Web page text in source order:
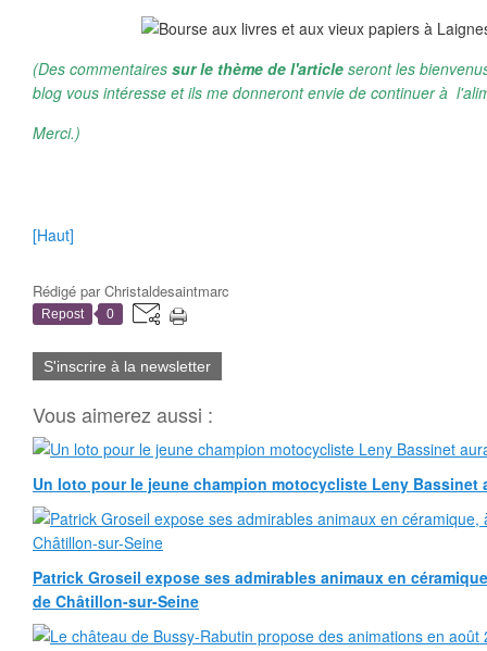
(Des commentaires sur le thème de l'article seront les
blog vous intéresse et ils me donneront envie de continuer à
Merci.)
[Haut]
Rédigé parChristaldesaintmarc
Repost 0
S'inscrire à la newsletter
Vous aimerez aussi :
Un loto pour le jeune champion motocycliste Leny Bassinet
Patrick Groseil expose ses admirables animaux en
de Châtillon-sur-Seine